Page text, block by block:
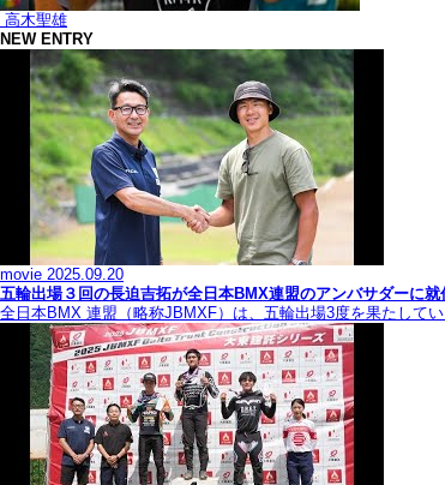
高木聖雄
NEW ENTRY
movie 2025.09.20
五輪出場３回の長迫吉拓が全日本BMX連盟のアンバサダーに就
全日本BMX 連盟（略称JBMXF）は、五輪出場3度を果たして